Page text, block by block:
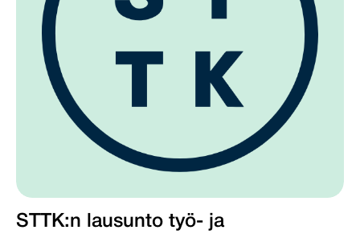
STTK:n lausunto työ- ja